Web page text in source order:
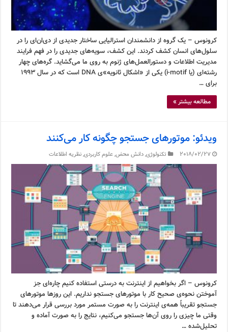
کرونوس – یک گروه از دانشمندان استرالیایی ساختار جدیدی از دی‌ان‌ای را در
سلول‌های انسان کشف کردند. این کشف، سویه‌های جدیدی را در فهم فرایند
مدیریت اطلاعات و دستورالعمل‌های ژنوم به روی ما می‌گشاید. گره‌های چهار
رشته‌ای (یا i-motif) یکی از «اشکال ثانویه»ی DNA است که در سال ۱۹۹۳
برای …
مطالعه بیشتر »
ویدئو: موتورهای جستجو چگونه کار می‌کنند
2018/02/27 تکنولوژی,دانش محض,علوم کاربردی,نظریه اطلاعات
کرونوس – اگر بخواهیم از اینترنت به درستی استفاده کنیم چاره‌ای جز
آموختن نحوه‌ی صحیح کار با موتورهای جستجو نداریم. این روزها موتورهای
جستجو تقریباً همه‌ی اینترنت را به صورت مستمر مورد بررسی قرار می‌دهند تا
وقتی ما چیزی را روی آن‌ها جستجو می‌کنیم، نتایج را به صورت آماده و
تحلیل‌شده …